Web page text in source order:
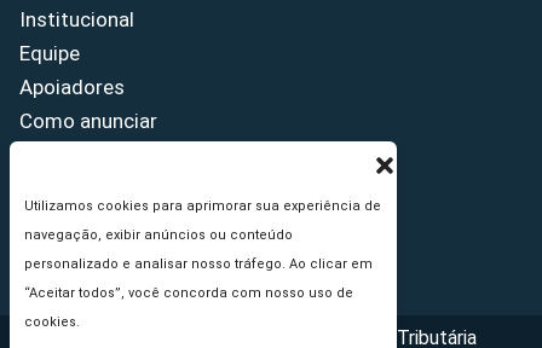
Utilizamos cookies para aprimorar sua experiência de
navegação, exibir anúncios ou conteúdo
personalizado e analisar nosso tráfego. Ao clicar em
“Aceitar todos”, você concorda com nosso uso de
cookies.
Institucional
Equipe
Apoiadores
Como anunciar
Princípios Editoriais
Copyright © 2026 - Portal da Reforma Tributária